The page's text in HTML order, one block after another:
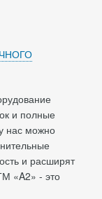
и полные
нас можно
и расширят
«A2» - это